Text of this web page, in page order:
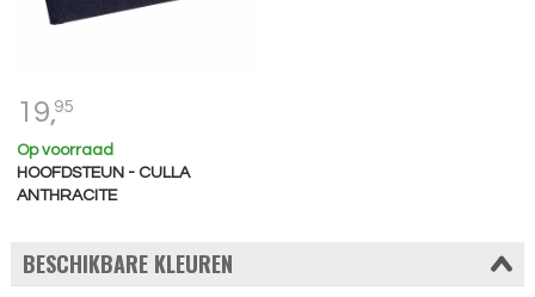
19,95
Op voorraad
HOOFDSTEUN - CULLA
ANTHRACITE
BESCHIKBARE KLEUREN